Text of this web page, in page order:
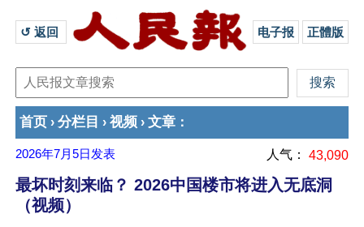
↺ 返回 电子报 正體版
首页 › 分栏目 › 视频 › 文章 ：
2026年7月5日 发表 人气： 43,090
最坏时刻来临？ 2026中国楼市将进入无底洞
（视频）